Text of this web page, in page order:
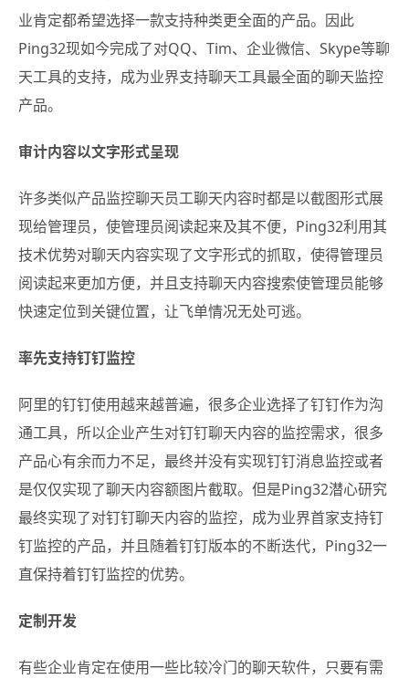
业肯定都希望选择一款支持种类更全面的产品。因此
Ping32现如今完成了对QQ、Tim、企业微信、Skype等聊
天工具的支持，成为业界支持聊天工具最全面的聊天监控
产品。
审计内容以文字形式呈现
许多类似产品监控聊天员工聊天内容时都是以截图形式展
现给管理员，使管理员阅读起来及其不便，Ping32利用其
技术优势对聊天内容实现了文字形式的抓取，使得管理员
阅读起来更加方便，并且支持聊天内容搜索使管理员能够
快速定位到关键位置，让飞单情况无处可逃。
率先支持钉钉监控
阿里的钉钉使用越来越普遍，很多企业选择了钉钉作为沟
通工具，所以企业产生对钉钉聊天内容的监控需求，很多
产品心有余而力不足，最终并没有实现钉钉消息监控或者
是仅仅实现了聊天内容额图片截取。但是Ping32潜心研究
最终实现了对钉钉聊天内容的监控，成为业界首家支持钉
钉监控的产品，并且随着钉钉版本的不断迭代，Ping32一
直保持着钉钉监控的优势。
定制开发
有些企业肯定在使用一些比较冷门的聊天软件，只要有需